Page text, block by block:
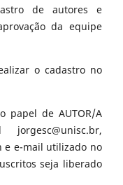
de autores e
da equipe
o cadastro no
papel de AUTOR/A
e e-mail utilizado no
seja liberado